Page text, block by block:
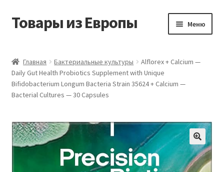
Перейти
Перейти
Товары из Европы Меню
Виды доставки
Заказать товары из Европы
Контакты
Главная Бактериальные культуры
Alflorex + Calcium —
Daily Gut Health Probiotics Supplement with Unique
Bifidobacterium Longum Bacteria Strain 35624 + Calcium —
Bacterial Cultures — 30 Capsules